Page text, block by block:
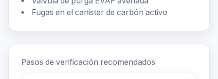
Fugas en el canister de carbón activo
Pasos de verificación recomendados